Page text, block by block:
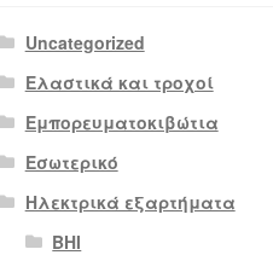
Uncategorized
Ελαστικά και τροχοί
Εμπορευματοκιβώτια
Εσωτερικό
Ηλεκτρικά εξαρτήματα
BHI